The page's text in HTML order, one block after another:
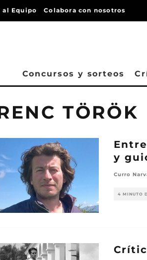
al Equipo Colabora con nosotros
Concursos y sorteos
TÖRÖK
y
Curro
4 MINUTO